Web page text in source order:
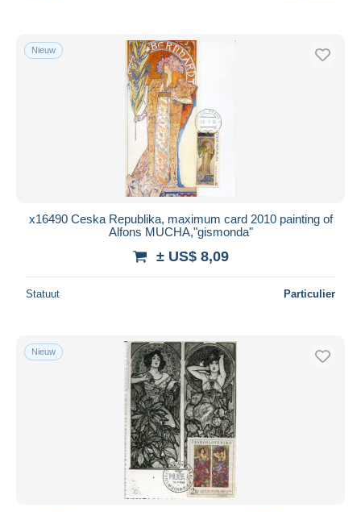
Nieuw
x16490 Ceska Republika, maximum card 2010 painting of
Alfons MUCHA,"gismonda"
± US$ 8,09
Statuut Particulier
Nieuw